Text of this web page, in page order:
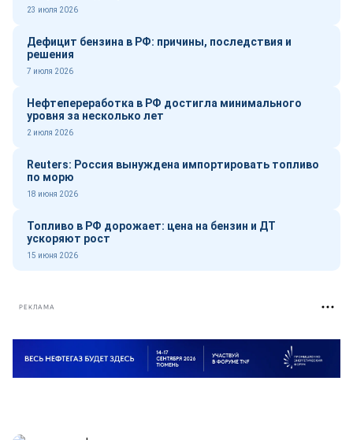
23 июля 2026
Дефицит бензина в РФ: причины, последствия и
решения
7 июля 2026
Нефтепереработка в РФ достигла минимального
уровня за несколько лет
2 июля 2026
Reuters: Россия вынуждена импортировать топливо
по морю
18 июня 2026
Топливо в РФ дорожает: цена на бензин и ДТ
ускоряют рост
15 июня 2026
РЕКЛАМА